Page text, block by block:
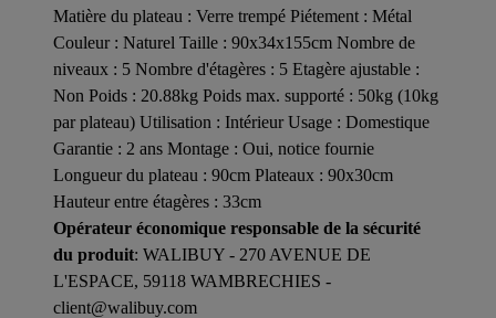
Matière du plateau : Verre trempé Piétement : Métal
Couleur : Naturel Taille : 90x34x155cm Nombre de
niveaux : 5 Nombre d'étagères : 5 Etagère ajustable :
Non Poids : 20.88kg Poids max. supporté : 50kg (10kg
par plateau) Utilisation : Intérieur Usage : Domestique
Garantie : 2 ans Montage : Oui, notice fournie
Longueur du plateau : 90cm Plateaux : 90x30cm
Hauteur entre étagères : 33cm
Opérateur économique responsable de la sécurité
du produit: WALIBUY - 270 AVENUE DE
L'ESPACE, 59118 WAMBRECHIES -
client@walibuy.com